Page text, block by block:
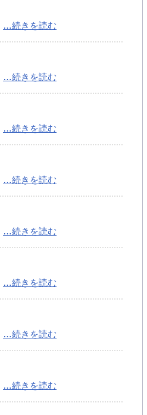
…続きを読む
…続きを読む
…続きを読む
…続きを読む
…続きを読む
…続きを読む
…続きを読む
…続きを読む